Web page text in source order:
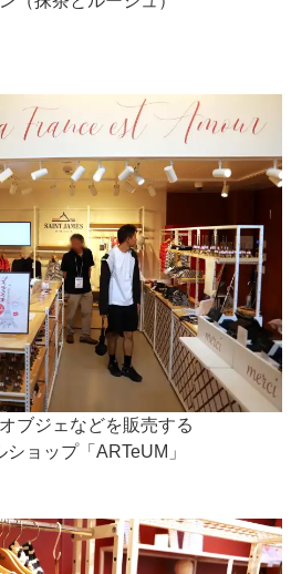
ブジェなどを販売する
ョップ「ARTeUM」